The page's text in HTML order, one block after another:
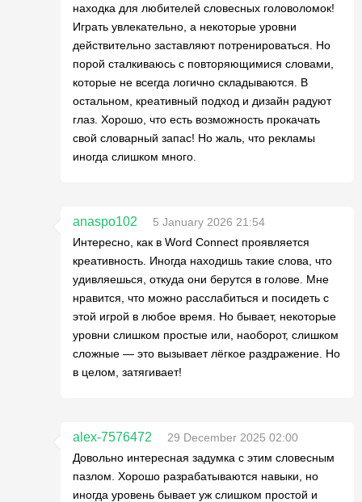
находка для любителей словесных головоломок!
Играть увлекательно, а некоторые уровни
действительно заставляют потренироваться. Но
порой сталкиваюсь с повторяющимися словами,
которые не всегда логично складываются. В
остальном, креативный подход и дизайн радуют
глаз. Хорошо, что есть возможность прокачать
свой словарный запас! Но жаль, что рекламы
иногда слишком много.
anaspo102
5 January 2026 21:54
Интересно, как в Word Connect проявляется
креативность. Иногда находишь такие слова, что
удивляешься, откуда они берутся в голове. Мне
нравится, что можно расслабиться и посидеть с
этой игрой в любое время. Но бывает, некоторые
уровни слишком простые или, наоборот, слишком
сложные — это вызывает лёгкое раздражение. Но
в целом, затягивает!
alex-7576472
29 December 2025 02:00
Довольно интересная задумка с этим словесным
пазлом. Хорошо разрабатываются навыки, но
иногда уровень бывает уж слишком простой и